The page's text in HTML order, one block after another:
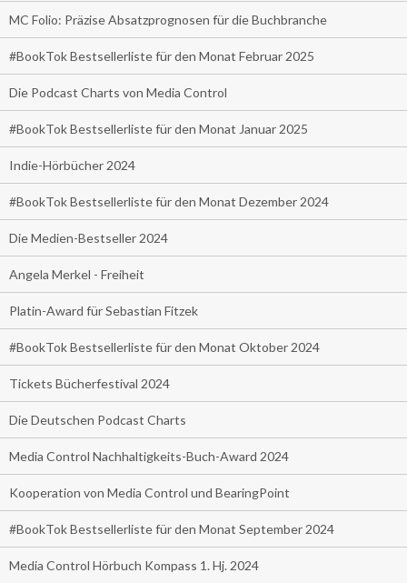
MC Folio: Präzise Absatzprognosen für die Buchbranche
#BookTok Bestsellerliste für den Monat Februar 2025
Die Podcast Charts von Media Control
#BookTok Bestsellerliste für den Monat Januar 2025
Indie-Hörbücher 2024
#BookTok Bestsellerliste für den Monat Dezember 2024
Die Medien-Bestseller 2024
Angela Merkel - Freiheit
Platin-Award für Sebastian Fitzek
#BookTok Bestsellerliste für den Monat Oktober 2024
Tickets Bücherfestival 2024
Die Deutschen Podcast Charts
Media Control Nachhaltigkeits-Buch-Award 2024
Kooperation von Media Control und BearingPoint
#BookTok Bestsellerliste für den Monat September 2024
Media Control Hörbuch Kompass 1. Hj. 2024